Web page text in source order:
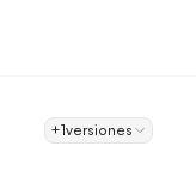
+1versiones